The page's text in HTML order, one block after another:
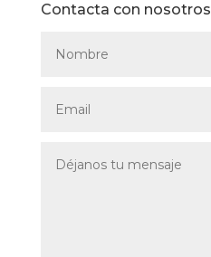
Contacta con nosotros